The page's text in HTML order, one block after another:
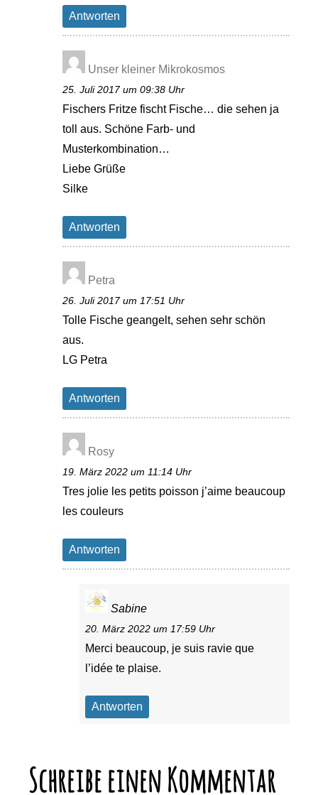
Antworten
Unser kleiner Mikrokosmos
25. Juli 2017 um 09:38 Uhr
Fischers Fritze fischt Fische… die sehen ja
toll aus. Schöne Farb- und
Musterkombination…
Liebe Grüße
Silke
Antworten
Petra
26. Juli 2017 um 17:51 Uhr
Tolle Fische geangelt, sehen sehr schön
aus.
LG Petra
Antworten
Rosy
19. März 2022 um 11:14 Uhr
Tres jolie les petits poisson j’aime beaucoup
les couleurs
Antworten
Sabine
20. März 2022 um 17:59 Uhr
Merci beaucoup, je suis ravie que
l’idée te plaise.
Antworten
Schreibe einen Kommentar